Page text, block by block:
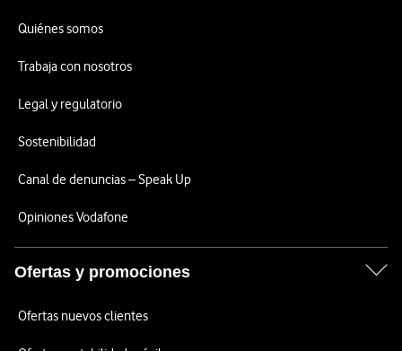
Quiénes somos
Trabaja con nosotros
Legal y regulatorio
Sostenibilidad
Canal de denuncias – Speak Up
Opiniones Vodafone
Ofertas y promociones
Ofertas nuevos clientes